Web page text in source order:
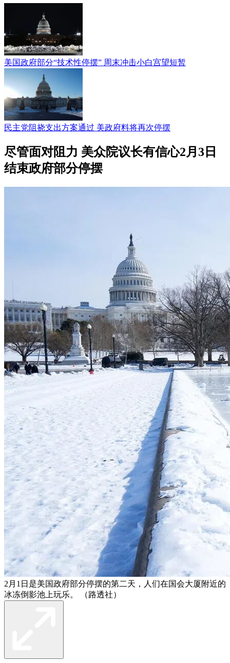
美国政府部分“技术性停摆” 周末冲击小白宫望短暂
民主党阻挠支出方案通过 美政府料将再次停摆
尽管面对阻力 美众院议长有信心2月3日
结束政府部分停摆
2月1日是美国政府部分停摆的第二天，人们在国会大厦附近的
冰冻倒影池上玩乐。 （路透社）